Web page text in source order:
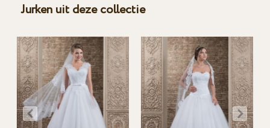
Jurken uit deze collectie